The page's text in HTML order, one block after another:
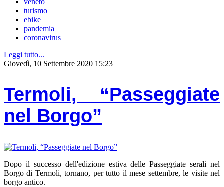
veneto
turismo
ebike
pandemia
coronavirus
Leggi tutto...
Giovedì, 10 Settembre 2020 15:23
Termoli, “Passeggiate
nel Borgo”
Dopo il successo dell'edizione estiva delle Passeggiate serali nel
Borgo di Termoli, tornano, per tutto il mese settembre, le visite nel
borgo antico.